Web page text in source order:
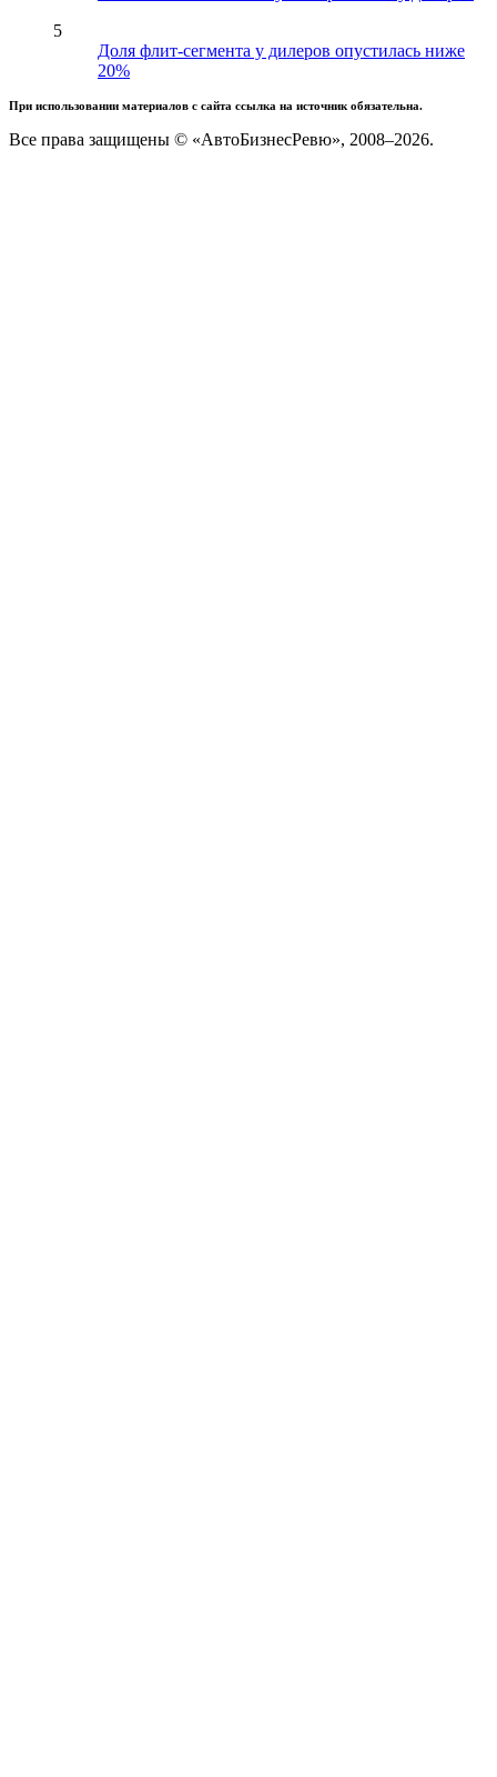
5
Доля флит-сегмента у дилеров опустилась ниже
20%
При использовании материалов с сайта ссылка на источник обязательна.
Все права защищены © «АвтоБизнесРевю», 2008–2026.